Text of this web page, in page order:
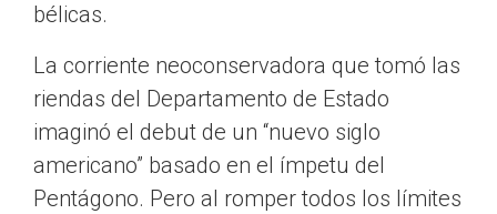
bélicas.
La corriente neoconservadora que tomó las
riendas del Departamento de Estado
imaginó el debut de un “nuevo siglo
americano” basado en el ímpetu del
Pentágono. Pero al romper todos los límites